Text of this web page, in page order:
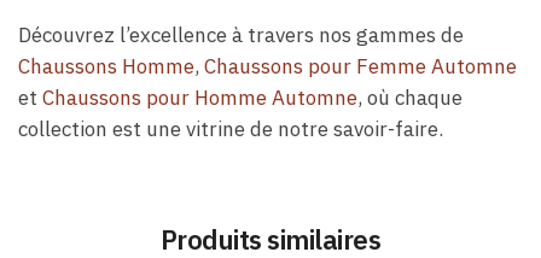
Découvrez l’excellence à travers nos gammes de
Chaussons Homme, Chaussons pour Femme Automne
et Chaussons pour Homme Automne, où chaque
collection est une vitrine de notre savoir-faire.
Produits similaires